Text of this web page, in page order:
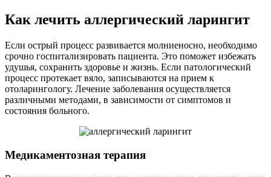
Как лечить аллергический ларингит
Если острый процесс развивается молниеносно, необходимо
срочно госпитализировать пациента. Это поможет избежать
удушья, сохранить здоровье и жизнь. Если патологический
процесс протекает вяло, записываются на прием к
отоларингологу. Лечение заболевания осуществляется
различными методами, в зависимости от симптомов и
состояния больного.
Медикаментозная терапия